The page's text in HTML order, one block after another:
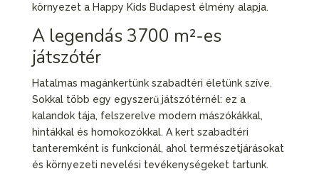
környezet a Happy Kids Budapest élmény alapja.
A legendás 3700 m²-es
játszótér
Hatalmas magánkertünk szabadtéri életünk szíve.
Sokkal több egy egyszerű játszótérnél: ez a
kalandok tája, felszerelve modern mászókákkal,
hintákkal és homokozókkal. A kert szabadtéri
tanteremként is funkcionál, ahol természetjárásokat
és környezeti nevelési tevékenységeket tartunk.